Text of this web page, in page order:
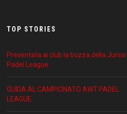
TOP STORIES
Presentata ai club la bozza della Junior
Padel League
GUIDA AL CAMPIONATO AWT PADEL
LEAGUE